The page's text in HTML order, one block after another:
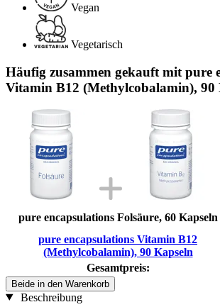
Vegan
Vegetarisch
Häufig zusammen gekauft mit pure
Vitamin B12 (Methylcobalamin), 90
pure encapsulations Folsäure, 60 Kapseln
pure encapsulations Vitamin B12
(Methylcobalamin), 90 Kapseln
Gesamtpreis:
Beide in den Warenkorb
Beschreibung